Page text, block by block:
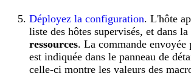
Déployez la configuration. L'hôte
liste des hôtes supervisés, et dans la
ressources. La commande envoyée
est indiquée dans le panneau de
celle-ci montre les valeurs des